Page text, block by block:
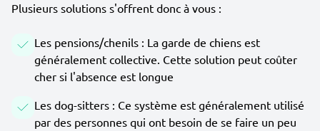
Plusieurs solutions s'offrent donc à vous :
Les pensions/chenils : La garde de chiens est
généralement collective. Cette solution peut coûter
cher si l'absence est longue
Les dog-sitters : Ce système est généralement utilisé
par des personnes qui ont besoin de se faire un peu